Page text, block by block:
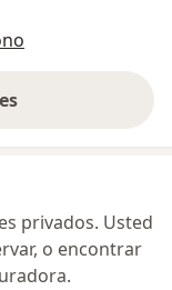
privados. Usted
o encontrar